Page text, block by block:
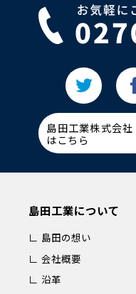
島田工業株式会
はこちら
島田工業について
∟ 島田の想い
∟ 会社概要
∟ 沿革